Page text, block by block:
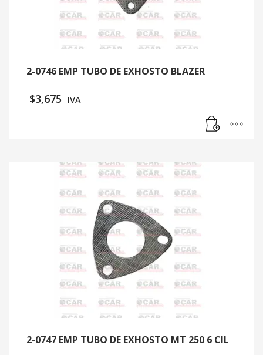
2-0746 EMP TUBO DE EXHOSTO BLAZER
$3,675 IVA
2-0747 EMP TUBO DE EXHOSTO MT 250 6 CIL